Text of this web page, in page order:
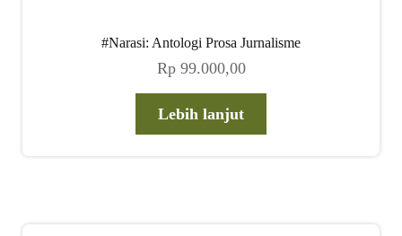
#Narasi: Antologi Prosa Jurnalisme
Rp99.000,00
Lebih lanjut